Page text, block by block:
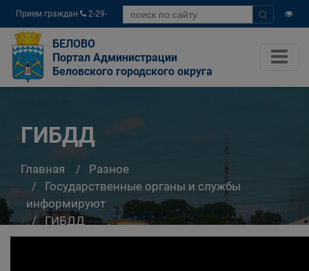
Прием граждан
2-29-
04
БЕЛОВО
Портал Администрации
Беловского городского округа
ГИБДД
Главная
Разное
Государственные органы и службы
информируют
ГИБДД